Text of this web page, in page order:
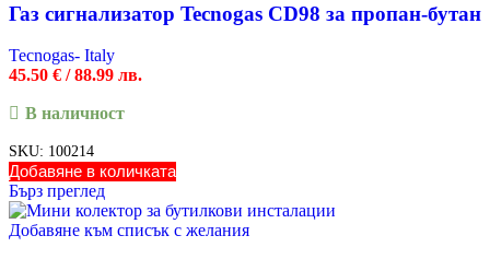
Газ сигнализатор Tecnogas CD98 за пропан-бутан
Tecnogas- Italy
45.50 € / 88.99 лв.
В наличност
SKU: 100214
Добавяне в количката
Бърз преглед
Добавяне към списък с желания